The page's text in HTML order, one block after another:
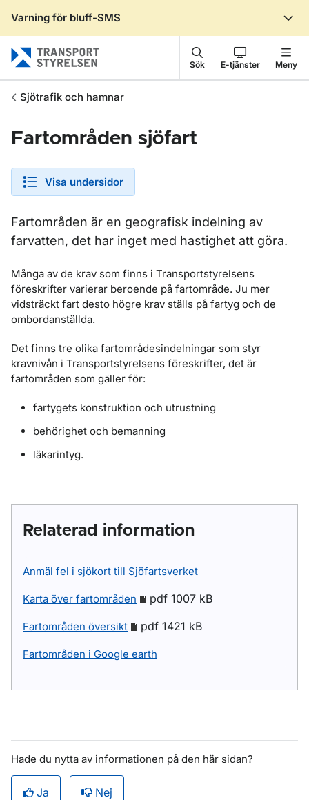
Varning för bluff-SMS
Sök E-tjänster Meny
Sjötrafik och hamnar
Fartområden sjöfart
Visa undersidor
Fartområden är en geografisk indelning av
farvatten, det har inget med hastighet att göra.
Många av de krav som finns i Transportstyrelsens
föreskrifter varierar beroende på fartområde. Ju mer
vidsträckt fart desto högre krav ställs på fartyg och de
ombordanställda.
Det finns tre olika fartområdesindelningar som styr
kravnivån i Transportstyrelsens föreskrifter, det är
fartområden som gäller för:
fartygets konstruktion och utrustning
behörighet och bemanning
läkarintyg.
Relaterad information
Anmäl fel i sjökort till Sjöfartsverket
Karta över fartområden pdf 1007 kB
Fartområden översikt pdf 1421 kB
Fartområden i Google earth
Hade du nytta av informationen på den här sidan?
Ja Nej